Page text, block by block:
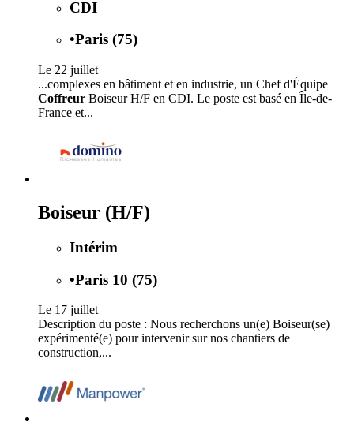
CDI
•Paris (75)
Le 22 juillet
...complexes en bâtiment et en industrie, un Chef d'Équipe
Coffreur Boiseur H/F en CDI. Le poste est basé en Île-de-
France et...
Boiseur (H/F)
Intérim
•Paris 10 (75)
Le 17 juillet
Description du poste : Nous recherchons un(e) Boiseur(se)
expérimenté(e) pour intervenir sur nos chantiers de
construction,...